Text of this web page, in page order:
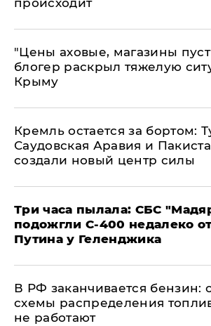
происходит
​"Цены аховые, магазины
блогер раскрыл тяжелую
Крыму
​Кремль остается за бортом:
Саудовская Аравия и
создали новый центр силы
Три часа пылала: СБС
подожгли С-400 недалеко
Путина у Геленджика
​В РФ заканчивается бензин:
схемы распределения
не работают